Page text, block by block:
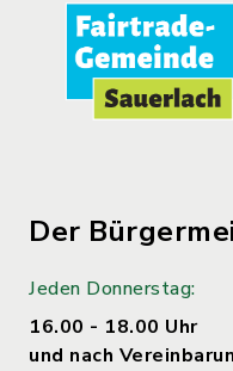
Der
Jeden Donnerstag:
16.00 - 18.00 Uhr
und nach